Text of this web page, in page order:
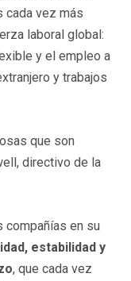
cada vez más
laboral global:
y el empleo a
y trabajos
que son
directivo de la
compañías en su
estabilidad y
, que cada vez